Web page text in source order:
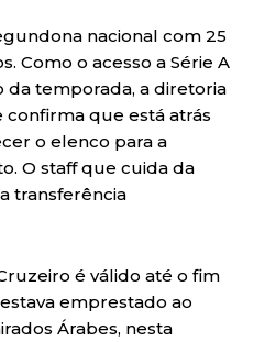
nacional com 25
Como o acesso a Série A
da temporada, a diretoria
que está atrás
o elenco para a
O staff que cuida da
transferência
é válido até o fim
emprestado ao
Árabes, nesta